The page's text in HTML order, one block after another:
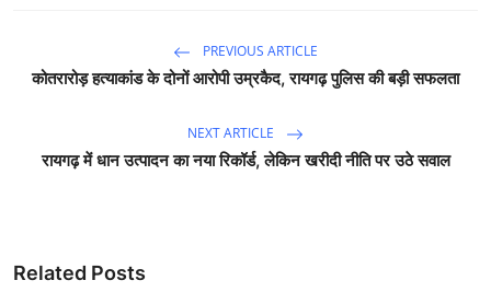
PREVIOUS ARTICLE
कोतरारोड़ हत्याकांड के दोनों आरोपी उम्रकैद, रायगढ़ पुलिस की बड़ी सफलता
NEXT ARTICLE
रायगढ़ में धान उत्पादन का नया रिकॉर्ड, लेकिन खरीदी नीति पर उठे सवाल
Related Posts